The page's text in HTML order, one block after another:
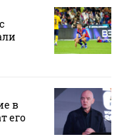
в
его